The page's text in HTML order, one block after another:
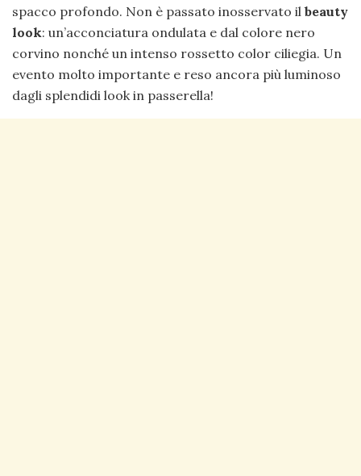
spacco profondo. Non è passato inosservato il beauty
look: un’acconciatura ondulata e dal colore nero
corvino nonché un intenso rossetto color ciliegia. Un
evento molto importante e reso ancora più luminoso
dagli splendidi look in passerella!